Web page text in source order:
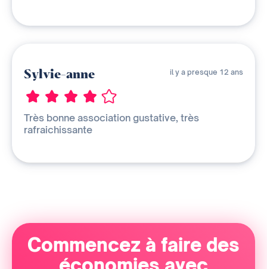
Sylvie-anne il y a presque 12 ans
Très bonne association gustative, très
rafraichissante
Commencez à faire des